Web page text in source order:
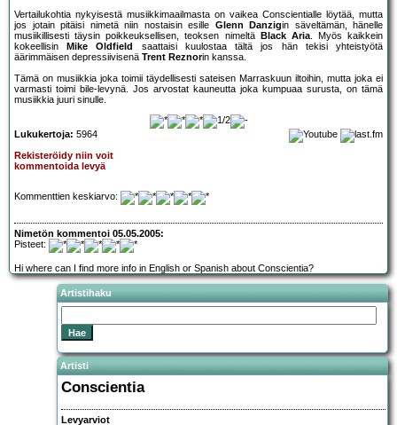
Vertailukohtia nykyisestä musiikkimaailmasta on vaikea Conscientialle löytää, mutta
jos jotain pitäisi nimetä niin nostaisin esille Glenn Danzigin säveltämän, hänelle
musiikillisesti täysin poikkeuksellisen, teoksen nimeltä
Black Aria. Myös kaikkein
kokeellisin
Mike Oldfield
saattaisi kuulostaa tältä jos hän tekisi yhteistyötä
äärimmäisen depressiivisenä Trent Reznorin kanssa.
Tämä on musiikkia joka toimii täydellisesti sateisen Marraskuun iltoihin, mutta joka ei
varmasti toimi bile-levynä. Jos arvostat kauneutta joka kumpuaa surusta, on tämä
musiikkia juuri sinulle.
Lukukertoja: 5964
Rekisteröidy niin voit
kommentoida levyä
Kommenttien keskiarvo:
Nimetön kommentoi 05.05.2005:
Pisteet:
Hi where can I find more info in English or Spanish about Conscientia?
Artistihaku
Artisti
Conscientia
Levyarviot